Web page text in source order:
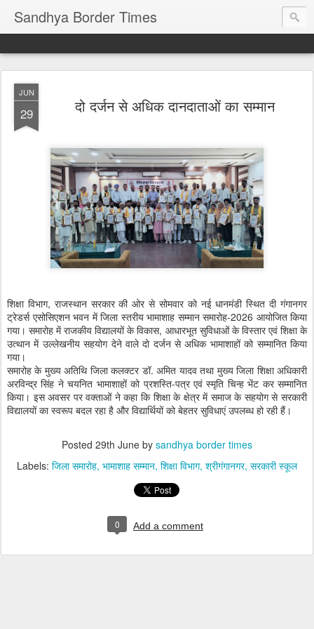
Sandhya Border Times
JUN
29 दो दर्जन से अधिक दानदाताओं का सम्मान
शिक्षा विभाग, राजस्थान सरकार की ओर से सोमवार को नई धानमंडी स्थित दी गंगानगर
ट्रेडर्स एसोसिएशन भवन में जिला स्तरीय भामाशाह सम्मान समारोह-2026 आयोजित किया
गया। समारोह में राजकीय विद्यालयों के विकास, आधारभूत सुविधाओं के विस्तार एवं शिक्षा के
उत्थान में उल्लेखनीय सहयोग देने वाले दो दर्जन से अधिक भामाशाहों को सम्मानित किया
गया।
समारोह के मुख्य अतिथि जिला कलक्टर डॉ. अमित यादव तथा मुख्य जिला शिक्षा अधिकारी
अरविन्द्र सिंह ने चयनित भामाशाहों को प्रशस्ति-पत्र एवं स्मृति चिन्ह भेंट कर सम्मानित
किया। इस अवसर पर वक्ताओं ने कहा कि शिक्षा के क्षेत्र में समाज के सहयोग से सरकारी
विद्यालयों का स्वरूप बदल रहा है और विद्यार्थियों को बेहतर सुविधाएं उपलब्ध हो रही हैं।
Posted 29th June by sandhya border times
Labels: जिला समारोह भामाशाह सम्मान शिक्षा विभाग श्रीगंगानगर सरकारी स्कूल
0 Add a comment